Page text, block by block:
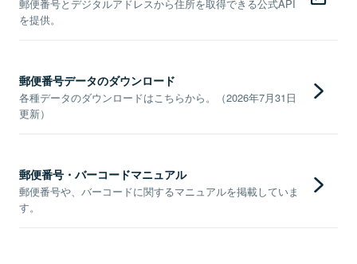
郵便番号とデジタルアドレスから住所を取得できる公式API
を提供。
郵便番号データのダウンロード
各種データのダウンロードはこちらから。（2026年7月31日
更新）
郵便番号・バーコードマニュアル
郵便番号や、バーコードに関するマニュアルを掲載していま
す。